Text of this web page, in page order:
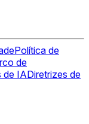
Política de
de
de IADiretrizes de